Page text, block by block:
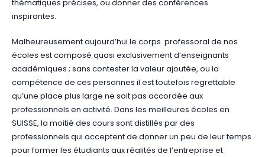
thématiques précises, ou donner des conférences
inspirantes.
Malheureusement aujourd’hui le corps professoral de nos
écoles est composé quasi exclusivement d’enseignants
académiques ; sans contester la valeur ajoutée, ou la
compétence de ces personnes il est toutefois regrettable
qu’une place plus large ne soit pas accordée aux
professionnels en activité. Dans les meilleures écoles en
SUISSE, la moitié des cours sont distillés par des
professionnels qui acceptent de donner un peu de leur temps
pour former les étudiants aux réalités de l’entreprise et